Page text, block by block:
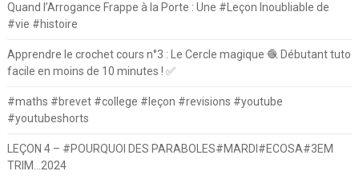
Quand l’Arrogance Frappe à la Porte : Une #Leçon Inoubliable de
#vie #histoire
Apprendre le crochet cours n°3 : Le Cercle magique 🧶 Débutant tuto
facile en moins de 10 minutes ! ✅
#maths #brevet #college #leçon #revisions #youtube
#youtubeshorts
LEÇON 4 – #POURQUOI DES PARABOLES#MARDI#ECOSA#3EM
TRIM…2024